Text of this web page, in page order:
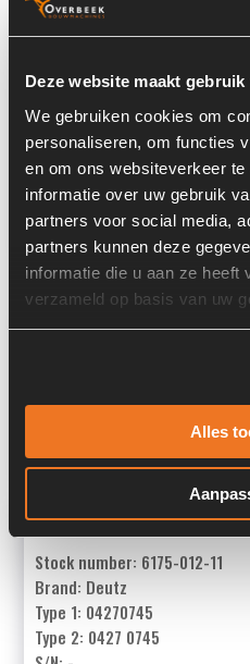
Deze website maakt
We gebruiken cookies om
personaliseren, om functies
en om ons websiteverkeer
informatie over uw gebruik
partners voor social media,
partners kunnen deze
informatie die u aan ze heeft
verzameld op basis van uw
Alles
Basisinformatie
Voorraad nummer:
Onderdeel Merk:
Onderdeel Type:
Onderdeel nummer:
Stock number: 6175-012-11
Brand: Deutz
Type 1: 04270745
Type 2: 0427 0745